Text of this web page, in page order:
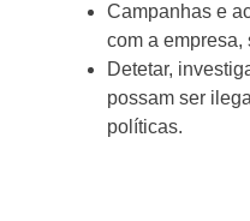
Campanhas e
com a empresa,
Detetar,
possam ser
políticas.